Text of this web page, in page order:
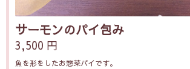
サーモンのパイ包み
3,500 円
魚を形をしたお惣菜パイです。